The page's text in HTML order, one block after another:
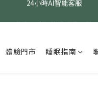
指定醫療級款式 贈乳膠枕
體驗門市 睡眠指南